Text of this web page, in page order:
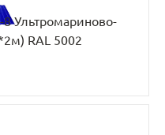
Ультромариново-
RAL 5002